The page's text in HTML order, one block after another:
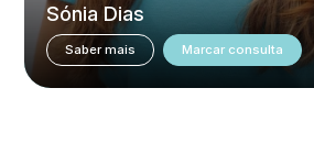
Sónia Dias
Saber mais Marcar consulta